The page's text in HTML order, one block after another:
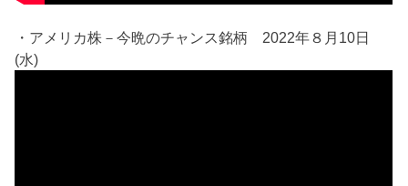
・アメリカ株－今晩のチャンス銘柄 2022年８月10日
(水)